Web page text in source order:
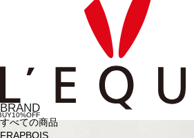
BRAND
すべての商品
FRAPBOIS